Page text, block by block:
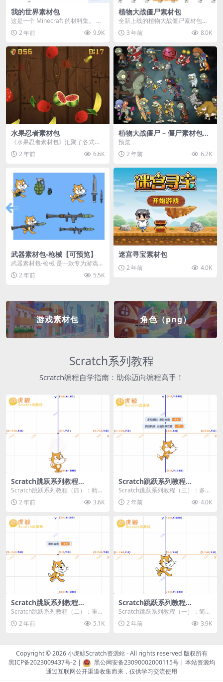
我的世界素材包
这是一个 Minecraft 的材料集。 操
作方法如下： 工具 → 右箭头 怪物...
2 年前 9.9K
植物大战僵尸素材包
全新上线的植物大战僵尸素材包，
内含48个精选资源，涵盖角色、场
景、音效等多样内容...
3 年前 8.0K
水果忍者素材包
《水果忍者素材包》汇聚了各式鲜
美诱人的水果图像与清脆悦耳的切
割音效，专为追求极致...
2 年前 6.6K
植物大战僵尸 – 僵尸素材包
【可预览】
预览
2 年前
6.2K
武器素材包-枪械【可预览】
武器素材包-枪械 是一款专为游戏开
发者和创作者设计的素材包，包含
多种高质量的枪械...
2 年前 5.5K
迷宫寻宝素材包
2 年前 4.0K
游戏素材包 角色（png）
Scratch系列教程
Scratch编程自学指南：助你迈向编程高手！
Scratch跳跃系列教程
（四）：精准着陆
Scratch跳跃系列教程（四）：精准
着陆 作者：小虎鲸Scratch资源站
... 2 年前 3.6K
Scratch跳跃系列教程
（三）：多段跳跃
Scratch跳跃系列教程（三）：多段
跳跃 作者：小虎鲸Scratch资源站
连...2 年前 4.0K
Scratch跳跃系列教程
（二）：重力跳跃
Scratch跳跃系列教程（二）：重力
跳跃 作者：小虎鲸Scratch资源站
按...2 年前 5.1K
Scratch跳跃系列教程
（一）：简单跳跃
Scratch跳跃系列教程（一）：简单
跳跃 作者：小虎鲸Scratch资源站
按...2 年前 3.9K
Copyright © 2026小虎鲸Scratch资源站- All rights reserved 版权所有
黑ICP备2023009437号-2| 黑公网安备23090002000115号| 本站资源均
通过互联网公开渠道收集而来，仅供学习交流使用